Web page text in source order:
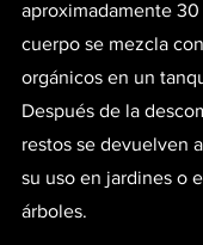
aproximadamente
cuerpo se mezcla
orgánicos en un
Después de la
restos se devuelven
su uso en jardines o
árboles.